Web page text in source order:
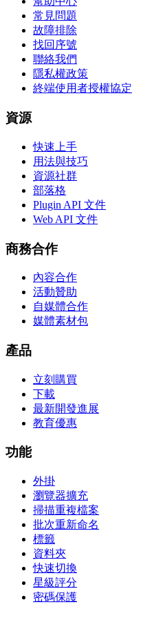
常見問題
故障排除
找回序號
聯絡我們
隱私權政策
終端使用者授權協定
資源
快速上手
用法與技巧
資源社群
部落格
Plugin API 文件
Web API 文件
商務合作
內容合作
活動贊助
自媒體合作
媒體素材包
產品
立刻購買
下載
最新開發進展
教育優惠
功能
外掛
瀏覽器擴充
掃描重複檔案
批次重新命名
標籤
資料夾
快速切換
星級評分
密碼保護